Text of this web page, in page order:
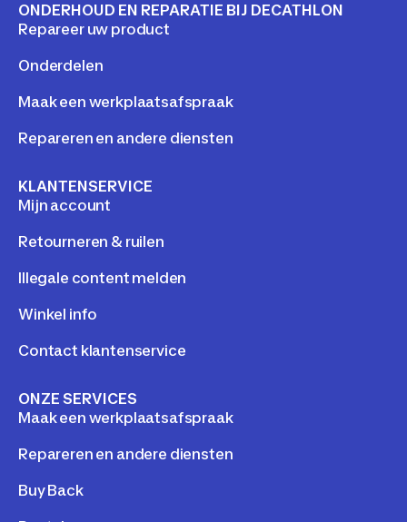
ONDERHOUD EN REPARATIE BIJ DECATHLON
Repareer uw product
Onderdelen
Maak een werkplaatsafspraak
Repareren en andere diensten
KLANTENSERVICE
Mijn account
Retourneren & ruilen
Illegale content melden
Winkel info
Contact klantenservice
ONZE SERVICES
Maak een werkplaatsafspraak
Repareren en andere diensten
Buy Back